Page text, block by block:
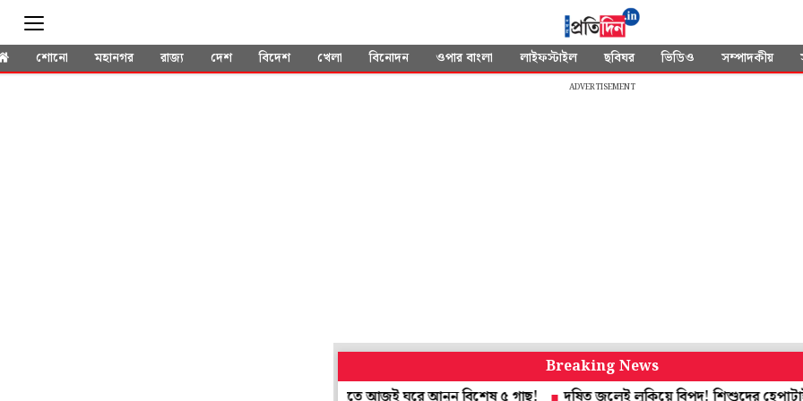
শোনো মহানগর রাজ্য দেশ বিদেশ খেলা বিনোদন ওপার বাংলা লাইফস্টাইল ছবিঘর ভিডিও সম্পাদকীয়
ADVERTISEMENT
Breaking News